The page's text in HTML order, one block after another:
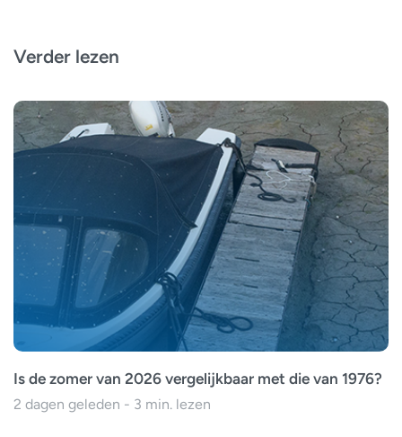
Verder lezen
Is de zomer van 2026 vergelijkbaar met die van 1976?
2 dagen geleden - 3 min. lezen